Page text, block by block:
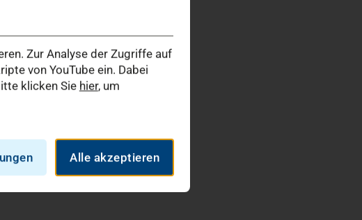
Zur Analyse der Zugriffe auf
von YouTube ein. Dabei
klicken Sie hier, um
Alle akzeptieren